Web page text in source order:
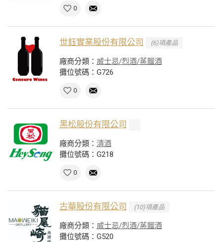
0
世鈺實業股份有限公司 (6)項產品
廠商分類： 威士忌/烈酒/蒸餾酒
攤位號碼：G726
0
黑松股份有限公司
廠商分類： 清酒
攤位號碼：G218
0
古華股份有限公司 (10)項產品
廠商分類： 威士忌/烈酒/蒸餾酒
攤位號碼：G520